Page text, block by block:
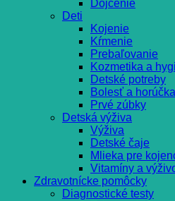
Dojčenie
Deti
Kojenie
Kŕmenie
Prebaľovanie
Kozmetika a
Detské potreby
Bolesť a horúčka
Prvé zúbky
Detská výživa
Výživa
Detské čaje
Mlieka pre
Vitamíny a
Zdravotnícke pomôcky
Diagnostické testy